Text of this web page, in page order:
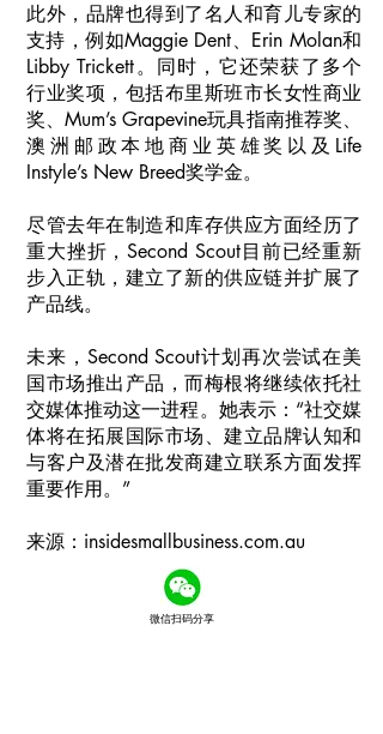
此外，品牌也得到了名人和育儿专家的
支持，例如Maggie Dent、Erin Molan和
Libby Trickett。同时，它还荣获了多个
行业奖项，包括布里斯班市长女性商业
奖、Mum’s Grapevine玩具指南推荐奖、
澳洲邮政本地商业英雄奖以及Life
Instyle’s New Breed奖学金。
尽管去年在制造和库存供应方面经历了
重大挫折，Second Scout目前已经重新
步入正轨，建立了新的供应链并扩展了
产品线。
未来，Second Scout计划再次尝试在美
国市场推出产品，而梅根将继续依托社
交媒体推动这一进程。她表示：“社交媒
体将在拓展国际市场、建立品牌认知和
与客户及潜在批发商建立联系方面发挥
重要作用。”
来源：insidesmallbusiness.com.au
微信扫码分享